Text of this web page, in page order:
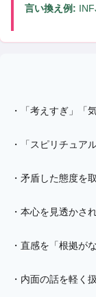
言い換え例:
・ 「考えすぎ」「
・ 「スピリチュア
・ 矛盾した態度を
・ 本心を見透かさ
・ 直感を「根拠が
・ 内面の話を軽く